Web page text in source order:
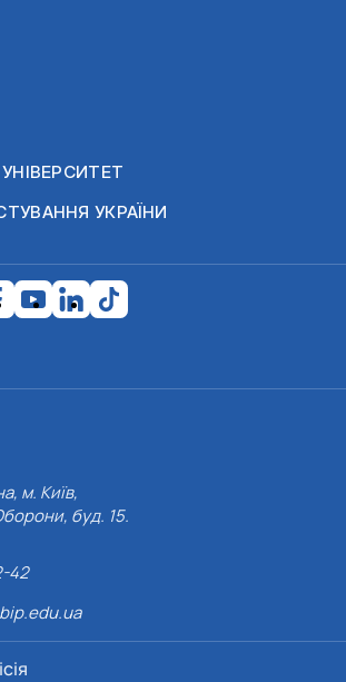
УКРАЇНИ
м. Київ,
буд. 15.
42